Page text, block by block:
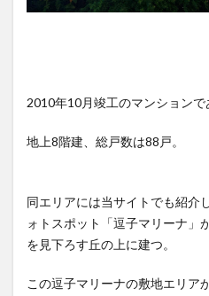
2010年10月竣工のマンションで
地上8階建、総戸数は88戸。
同エリアには当サイトでも紹介
ォトスポット「逗子マリーナ」
を見下ろす丘の上に建つ。
この逗子マリーナの敷地エリア